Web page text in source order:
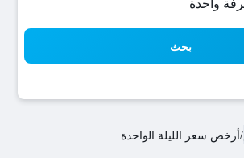
بحث
/أرخص سعر الليلة الواحدة